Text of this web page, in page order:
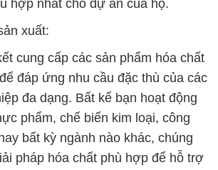
hợp nhất cho dự án của họ.
xuất:
cung cấp các sản phẩm hóa chất
đáp ứng nhu cầu đặc thù của các
đa dạng. Bất kể bạn hoạt động
phẩm, chế biến kim loại, công
bất kỳ ngành nào khác, chúng
pháp hóa chất phù hợp để hỗ trợ